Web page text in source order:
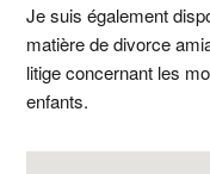
Je suis également
matière de divorce
litige concernant les
enfants.